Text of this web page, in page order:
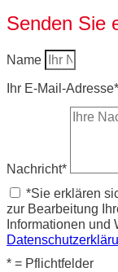
Senden Sie
Name
Ihr E-Mail-Adresse*
Nachricht*
*Sie erklären
zur Bearbeitung
Informationen
* = Pflichtfelder